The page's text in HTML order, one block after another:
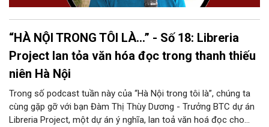
“HÀ NỘI TRONG TÔI LÀ…” - Số 18: Libreria
Project lan tỏa văn hóa đọc trong thanh thiếu
niên Hà Nội
Trong số podcast tuần này của “Hà Nội trong tôi là”, chúng ta
cùng gặp gỡ với bạn Đàm Thị Thùy Dương - Trưởng BTC dự án
Libreria Project, một dự án ý nghĩa, lan toả văn hoá đọc cho